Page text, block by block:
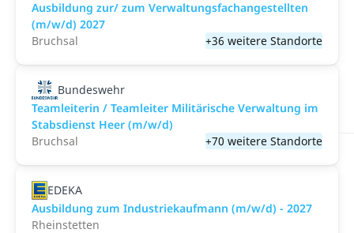
Ausbildung zur/ zum Verwaltungsfachangestellten
(m/w/d) 2027
Bruchsal
+36 weitere Standorte
Bundeswehr
Teamleiterin / Teamleiter Militärische Verwaltung im
Stabsdienst Heer (m/w/d)
Bruchsal
+70 weitere Standorte
EDEKA
Ausbildung zum Industriekaufmann (m/w/d) - 2027
Rheinstetten